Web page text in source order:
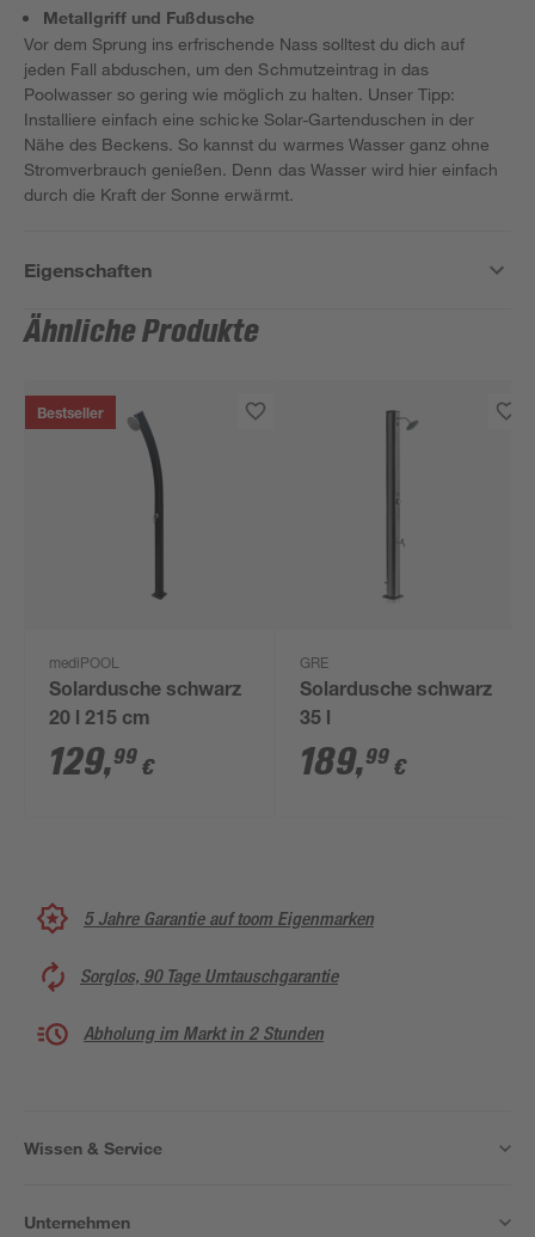
Metallgriff und Fußdusche
Vor dem Sprung ins erfrischende Nass solltest du dich auf
jeden Fall abduschen, um den Schmutzeintrag in das
Poolwasser so gering wie möglich zu halten. Unser Tipp:
Installiere einfach eine schicke Solar-Gartenduschen in der
Nähe des Beckens. So kannst du warmes Wasser ganz ohne
Stromverbrauch genießen. Denn das Wasser wird hier einfach
durch die Kraft der Sonne erwärmt.
Eigenschaften
Ähnliche Produkte
Bestseller
mediPOOL
Solardusche schwarz
20 l 215 cm
129,99 €
GRE
Solardusche schwarz
35 l
189,99 €
5 Jahre Garantie auf toom Eigenmarken
Sorglos, 90 Tage Umtauschgarantie
Abholung im Markt in 2 Stunden
Wissen & Service
Unternehmen